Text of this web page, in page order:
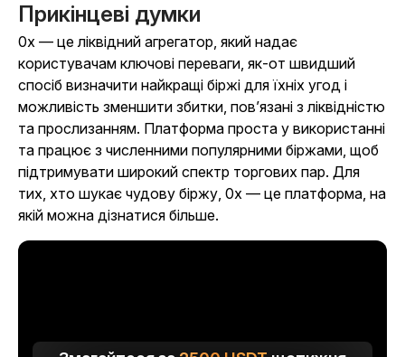
Прикінцеві думки
0x — це ліквідний агрегатор, який надає
користувачам ключові переваги, як-от швидший
спосіб визначити найкращі біржі для їхніх угод і
можливість зменшити збитки, пов’язані з ліквідністю
та прослизанням. Платформа проста у використанні
та працює з численними популярними біржами, щоб
підтримувати широкий спектр торгових пар. Для
тих, хто шукає чудову біржу, 0x — це платформа, на
якій можна дізнатися більше.